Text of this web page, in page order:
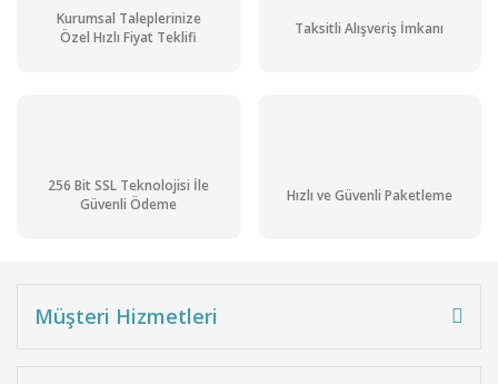
Kurumsal Taleplerinize
Özel Hızlı Fiyat Teklifi
Taksitli Alışveriş İmkanı
256 Bit SSL Teknolojisi İle
Güvenli Ödeme
Hızlı ve Güvenli Paketleme
Müşteri Hizmetleri